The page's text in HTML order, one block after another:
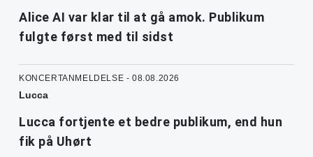
Alice AI var klar til at gå amok. Publikum
fulgte først med til sidst
KONCERTANMELDELSE - 08.08.2026
Lucca
Lucca fortjente et bedre publikum, end hun
fik på Uhørt